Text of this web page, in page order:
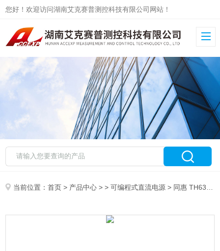
您好！欢迎访问湖南艾克赛普测控科技有限公司网站！
当前位置：首页 > 产品中心 > >可编程式直流电源 > 同惠 TH6302 宽范围可编程线性直流电源